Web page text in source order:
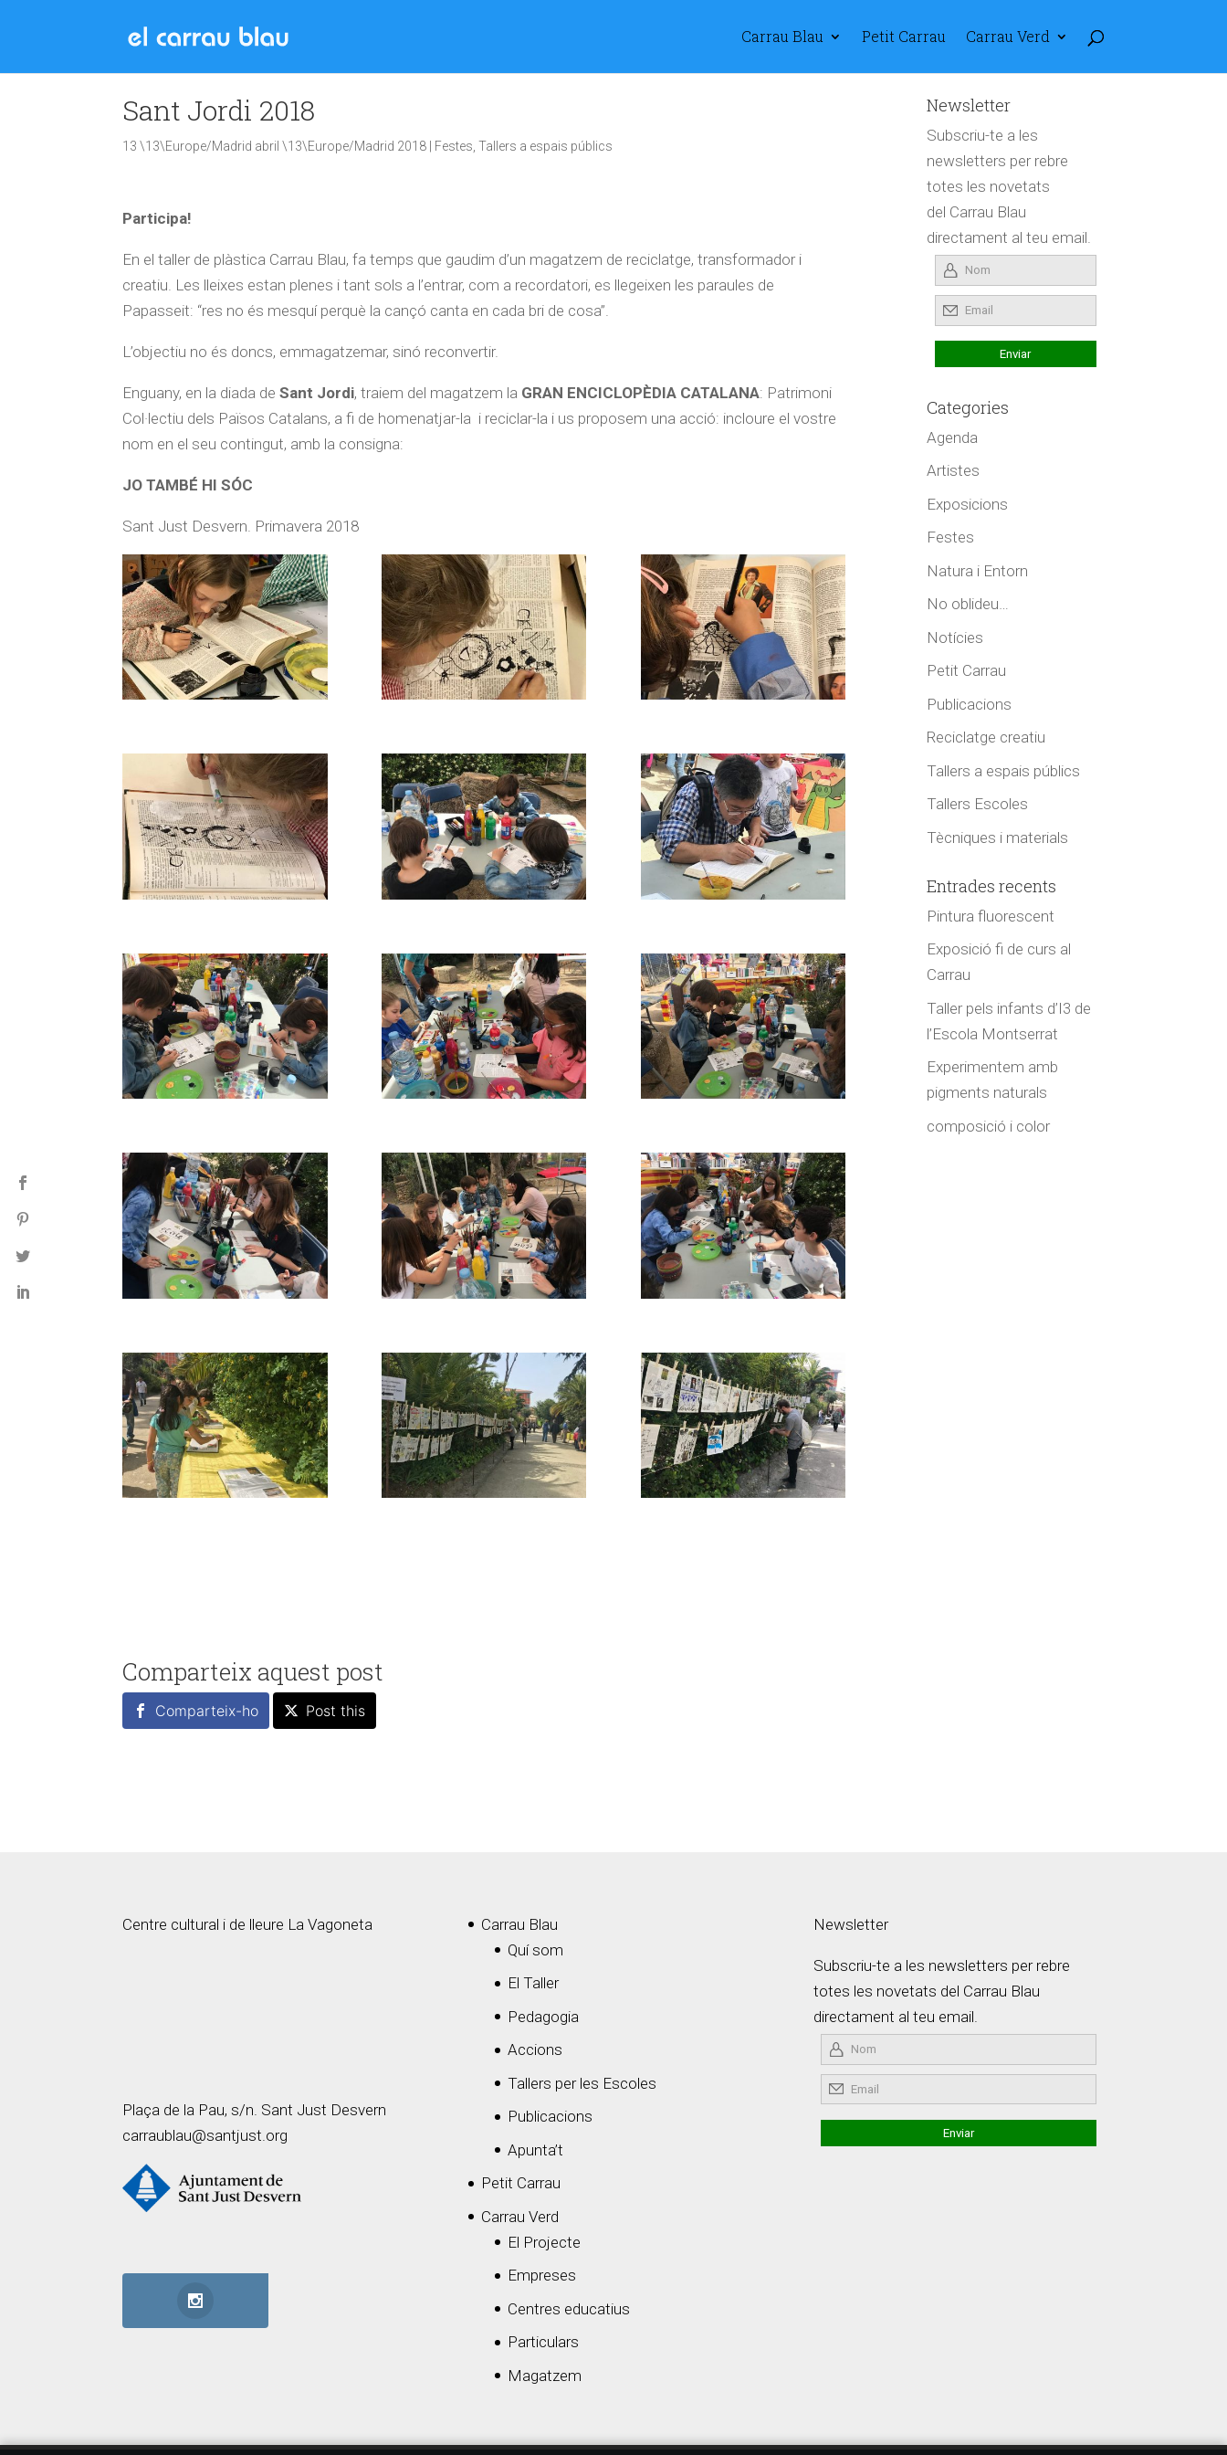
Carrau Blau Petit Carrau Carrau Verd
Sant Jordi 2018
13 \13\Europe/Madrid abril \13\Europe/Madrid 2018 Festes ,Tallers a espais públics
Participa!
En el taller de plàstica Carrau Blau, fa temps que gaudim d’un magatzem de reciclatge, transformador i
creatiu. Les lleixes estan plenes i tant sols a l’entrar, com a recordatori, es llegeixen les paraules de
Papasseit: “res no és mesquí perquè la cançó canta en cada bri de cosa”.
L’objectiu no és doncs, emmagatzemar, sinó reconvertir.
Enguany, en la diada deSant Jordi, traiem del magatzem la GRAN ENCICLOPÈDIA CATALANA: Patrimoni
Col·lectiu dels Països Catalans, a fi de homenatjar-la i reciclar-la i us proposem una acció: incloure el vostre
nom en el seu contingut, amb la consigna:
JO TAMBÉ HI SÓC
Sant Just Desvern. Primavera 2018
Comparteix aquest post
Comparteix-ho Post this
Newsletter
Subscriu-te a les
newsletters per rebre
totes les novetats
del Carrau Blau
directament al teu email.
Categories
Agenda
Artistes
Exposicions
Festes
Natura i Entorn
No oblideu…
Notícies
Petit Carrau
Publicacions
Reciclatge creatiu
Tallers a espais públics
Tallers Escoles
Tècniques i materials
Entrades recents
Pintura fluorescent
Exposició fi de curs al
Carrau
Taller pels infants d’I3 de
l’Escola Montserrat
Experimentem amb
pigments naturals
composició i color
Centre cultural i de lleure La Vagoneta
Plaça de la Pau, s/n. Sant Just Desvern
carraublau@santjust.org
Carrau Blau
Quí som
El Taller
Pedagogia
Accions
Tallers per les Escoles
Publicacions
Apunta’t
Petit Carrau
Carrau Verd
El Projecte
Empreses
Centres educatius
Particulars
Magatzem
Newsletter
Subscriu-te a les newsletters per rebre
totes les novetats del Carrau Blau
directament al teu email.